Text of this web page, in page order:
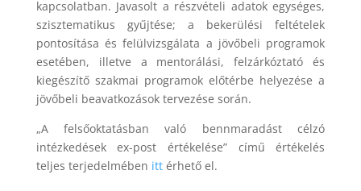
kapcsolatban. Javasolt a részvételi adatok egységes,
szisztematikus gyűjtése; a bekerülési feltételek
pontosítása és felülvizsgálata a jövőbeli programok
esetében, illetve a mentorálási, felzárkóztató és
kiegészítő szakmai programok előtérbe helyezése a
jövőbeli beavatkozások tervezése során.
„A felsőoktatásban való bennmaradást célzó
intézkedések ex-post értékelése” című értékelés
teljes terjedelmében ittérhető el.